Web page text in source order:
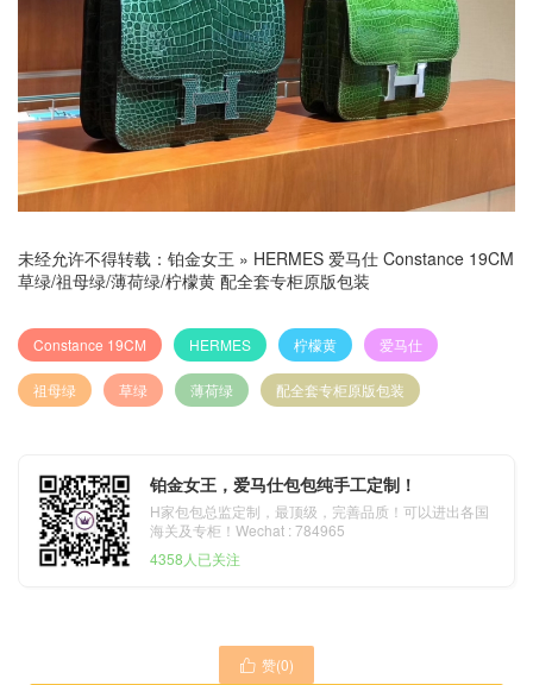
未经允许不得转载： 铂金女王 » HERMES 爱马仕 Constance 19CM
草绿/祖母绿/薄荷绿/柠檬黄 配全套专柜原版包装
Constance 19CM HERMES 柠檬黄 爱马仕
祖母绿 草绿 薄荷绿 配全套专柜原版包装
铂金女王，爱马仕包包纯手工定制！
H家包包总监定制，最顶级，完善品质！可以进出各国
海关及专柜！Wechat : 784965
4358人已关注
 赞(0)